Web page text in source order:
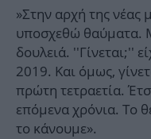
»Στην αρχή της νέας
υποσχεθώ θαύματα.
δουλειά. ''Γίνεται;''
2019. Και όμως,
πρώτη τετραετία.
επόμενα χρόνια. Το
το κάνουμε».